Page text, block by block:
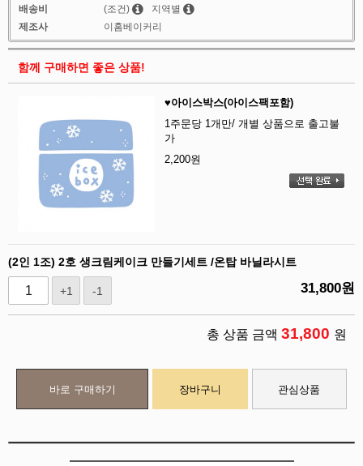
배송비 (조건)
지역별
제조사
이홈베이커리
함께 구매하면 좋은 상품!
♥아이스박스(아이스팩포함)
1주문당 1개만/ 개별 상품으로 출고불
가
2,200원
(2인 1조) 2호 생크림케이크 만들기세트 /온탑 바닐라시트
+1 -1 31,800원
총 상품 금액 31,800 원
바로 구매하기 장바구니 관심상품